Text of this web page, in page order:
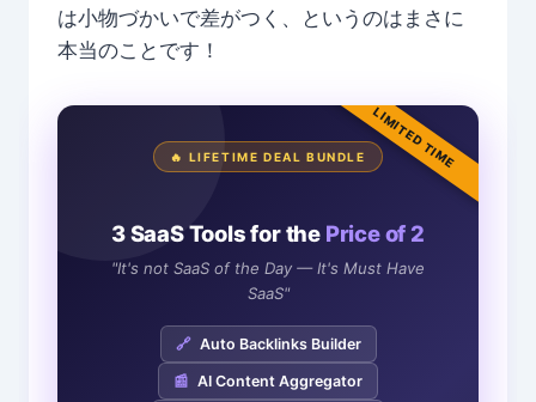
は小物づかいで差がつく、というのはまさに
本当のことです！
LIMITED TIME
🔥 LIFETIME DEAL BUNDLE
3 SaaS Tools for the Price of 2
"It's not SaaS of the Day — It's Must Have
SaaS"
🔗 Auto Backlinks Builder
📰 AI Content Aggregator